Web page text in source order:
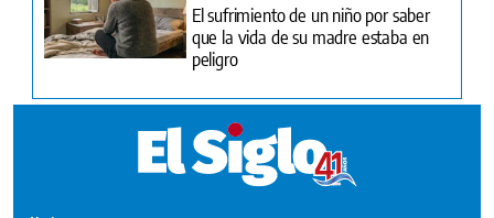
El sufrimiento de un niño por saber
que la vida de su madre estaba en
peligro